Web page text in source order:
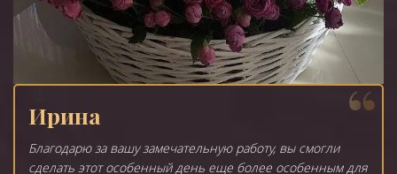
Ирина
Благодарю за вашу замечательную работу, вы смогли
сделать этот особенный день еще более особенным для